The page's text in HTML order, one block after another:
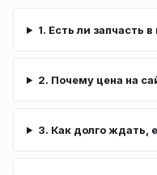
1. Есть ли запчасть
2. Почему цена на
3. Как долго ждать,